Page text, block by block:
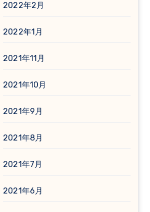
2022年2月
2022年1月
2021年11月
2021年10月
2021年9月
2021年8月
2021年7月
2021年6月